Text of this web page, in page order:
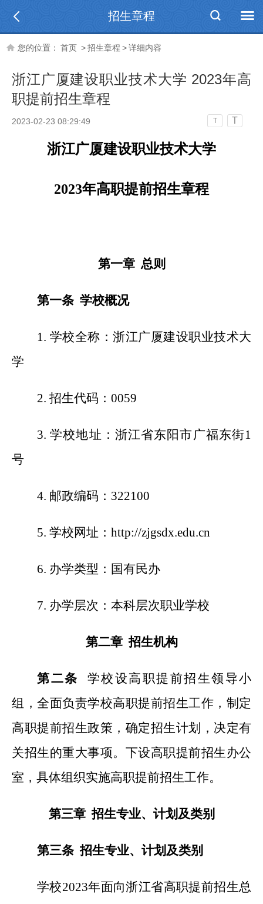
招生章程
您的位置： 首页 >招生章程 >详细内容
浙江广厦建设职业技术大学 2023年高
职提前招生章程
2023-02-23 08:29:49 T T
浙江广厦建设职业技术大学
2023年高职提前招生章程
第一章 总则
第一条 学校概况
1. 学校全称：浙江广厦建设职业技术大
学
2. 招生代码：0059
3.学校地址：浙江省东阳市广福东街1
号
4. 邮政编码：322100
5. 学校网址：http://zjgsdx.edu.cn
6. 办学类型：国有民办
7. 办学层次：本科层次职业学校
第二章 招生机构
第二条
学校设高职提前招生领导小
组，全面负责学校高职提前招生工作，制定
高职提前招生政策，确定招生计划，决定有
关招生的重大事项。下设高职提前招生办公
室，具体组织实施高职提前招生工作。
第三章 招生专业、计划及类别
第三条 招生专业、计划及类别
学校2023年面向浙江省高职提前招生总